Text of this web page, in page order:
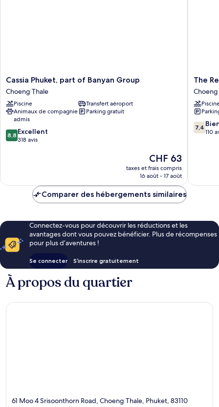
Cassia
Phuket,
part
of
Banyan
Group
Choeng
Thale
Cassia Phuket, part of Banyan Group
Choeng Thale
Piscine
Transfert aéroport
Animaux de compagnie
admis
Parking gratuit
8.8
sur
8,8 Excellent
318 avis
Le
nouveau
prix
de
CHF 63
taxes et frais compris
16 août - 17 août
The
Regent
Phuket
Bangtao
Beach
Choeng
Thale
The
7.4
sur
7,4
110
Comparer des hébergements similaires
Connectez-vous pour découvrir les réductions et les
avantages dont vous pouvez bénéficier. Plus de récompenses
pour plus d’aventures !
Se connecter S’inscrire gratuitement
À propos du quartier
61 Moo 4 Srisoonthorn Road, Choeng Thale, Phuket, 83110